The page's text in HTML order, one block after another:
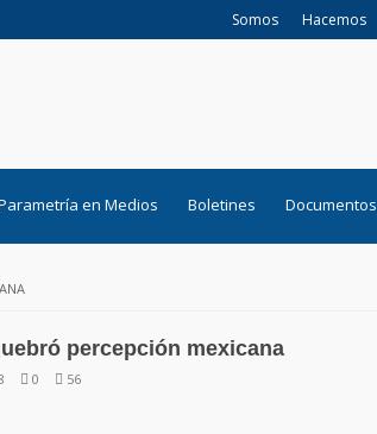
Somos Hacemos
en Medios Boletines Documentos
percepción mexicana
0 56